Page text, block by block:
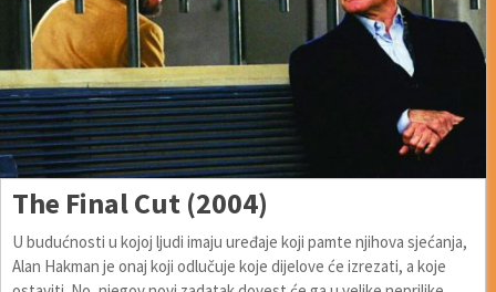
The Final Cut (2004)
U budućnosti u kojoj ljudi imaju uređaje koji pamte njihova sjećanja,
Alan Hakman je onaj koji odlučuje koje dijelove će izrezati, a koje